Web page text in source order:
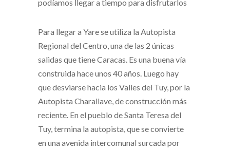
podíamos llegar a tiempo para disfrutarlos
Para llegar a Yare se utiliza la Autopista
Regional del Centro, una de las 2 únicas
salidas que tiene Caracas. Es una buena vía
construida hace unos 40 años. Luego hay
que desviarse hacia los Valles del Tuy, por la
Autopista Charallave, de construcción más
reciente. En el pueblo de Santa Teresa del
Tuy, termina la autopista, que se convierte
en una avenida intercomunal surcada por